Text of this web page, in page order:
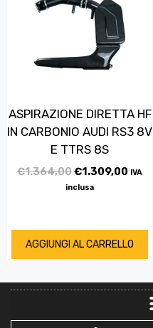
ASPIRAZIONE DIRETTA HF
IN CARBONIO AUDI RS3 8V
E TTRS 8S
€1.364,00€1.309,00 IVA
inclusa
AGGIUNGI AL CARRELLO